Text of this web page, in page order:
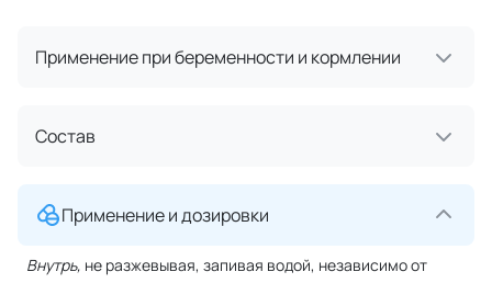
Применение при беременности и кормлении
Состав
Применение и дозировки
Внутрь, не разжевывая, запивая водой, независимо от